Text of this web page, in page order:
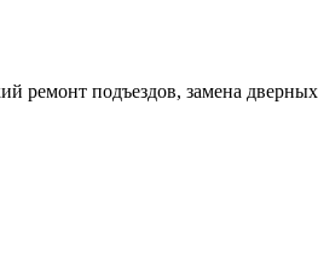
ремонт подъездов, замена